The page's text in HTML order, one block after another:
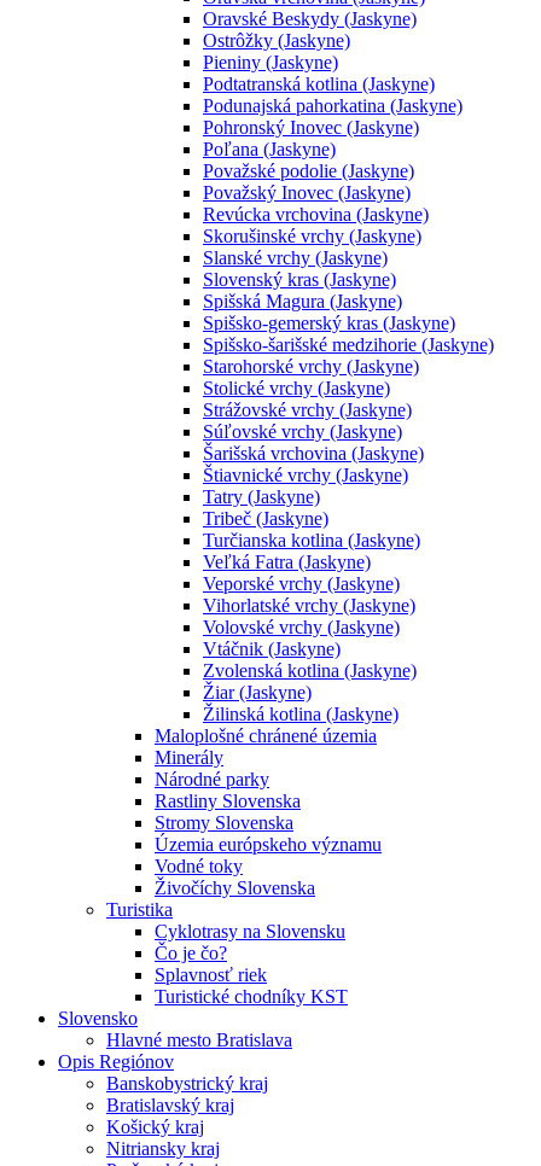
Oravské Beskydy (Jaskyne)
Ostrôžky (Jaskyne)
Pieniny (Jaskyne)
Podtatranská kotlina (Jaskyne)
Podunajská pahorkatina (Jaskyne)
Pohronský Inovec (Jaskyne)
Poľana (Jaskyne)
Považské podolie (Jaskyne)
Považský Inovec (Jaskyne)
Revúcka vrchovina (Jaskyne)
Skorušinské vrchy (Jaskyne)
Slanské vrchy (Jaskyne)
Slovenský kras (Jaskyne)
Spišská Magura (Jaskyne)
Spišsko-gemerský kras (Jaskyne)
Spišsko-šarišské medzihorie (Jaskyne)
Starohorské vrchy (Jaskyne)
Stolické vrchy (Jaskyne)
Strážovské vrchy (Jaskyne)
Súľovské vrchy (Jaskyne)
Šarišská vrchovina (Jaskyne)
Štiavnické vrchy (Jaskyne)
Tatry (Jaskyne)
Tribeč (Jaskyne)
Turčianska kotlina (Jaskyne)
Veľká Fatra (Jaskyne)
Veporské vrchy (Jaskyne)
Vihorlatské vrchy (Jaskyne)
Volovské vrchy (Jaskyne)
Vtáčnik (Jaskyne)
Zvolenská kotlina (Jaskyne)
Žiar (Jaskyne)
Žilinská kotlina (Jaskyne)
Maloplošné chránené územia
Minerály
Národné parky
Rastliny Slovenska
Stromy Slovenska
Územia európskeho významu
Vodné toky
Živočíchy Slovenska
Turistika
Cyklotrasy na Slovensku
Čo je čo?
Splavnosť riek
Turistické chodníky KST
Slovensko
Hlavné mesto Bratislava
Opis Regiónov
Banskobystrický kraj
Bratislavský kraj
Košický kraj
Nitriansky kraj